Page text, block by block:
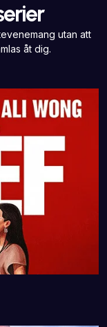
utan att
åt dig.